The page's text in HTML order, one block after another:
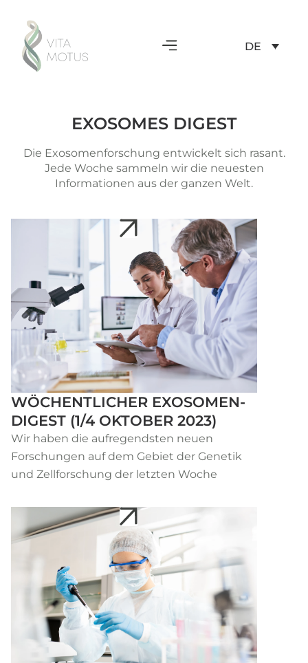
DE
EXOSOMES DIGEST
Die Exosomenforschung entwickelt sich rasant.
Jede Woche sammeln wir die neuesten
Informationen aus der ganzen Welt.
WÖCHENTLICHER EXOSOMEN-
DIGEST (1/4 OKTOBER 2023)
Wir haben die aufregendsten neuen
Forschungen auf dem Gebiet der Genetik
und Zellforschung der letzten Woche